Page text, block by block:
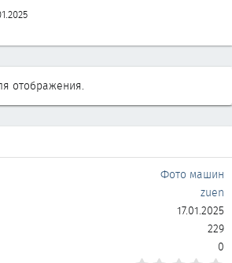
отображения.
Фото машин
zuen
17.01.2025
229
0